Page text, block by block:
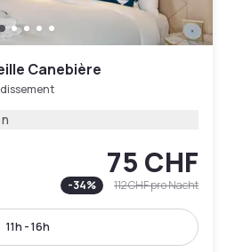
Canebière
75 CHF
-34% 112 CHFpro Nacht
11h - 16h